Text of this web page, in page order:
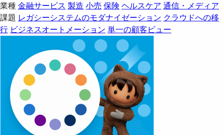
業種金融サービス 製造 小売 保険 ヘルスケア 通信・メディア
課題 レガシーシステムのモダナイゼーション クラウドへの移
行 ビジネスオートメーション 単一の顧客ビュー